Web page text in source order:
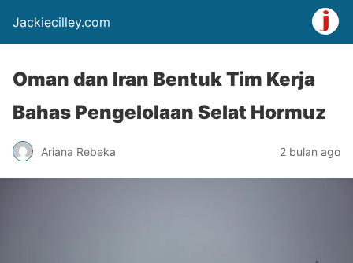
Jackiecilley.com
Oman dan Iran Bentuk Tim Kerja
Bahas Pengelolaan Selat Hormuz
Ariana Rebeka 2 bulan ago